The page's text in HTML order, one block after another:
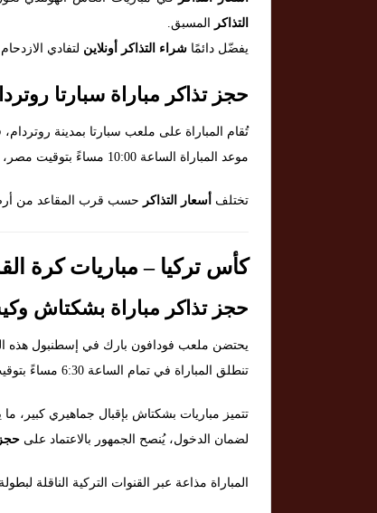
التذاكر
المسبق.
يفضّل دائمًا شراء التذاكر أونلاين لتفادي
حجز تذاكر مباراة سبارتا
تُقام المباراة على ملعب سبارتا بمدينة
موعد المباراة الساعة 10:00 مساءً بتوقيت مصر، 11:00 مساءً بتوقيت السعودية، و9:00 مساءً بتوقيت هولندا.
تختلف أسعار التذاكر حسب قرب المقاعد من
كأس تركيا – مباريات كرة القدم
حجز تذاكر مباراة بشكتاش
يحتضن ملعب فودافون بارك في إسطنبول هذه
تنطلق المباراة في تمام الساعة 6:30 مساءً بتوقيت مصر، 7:30 مساءً بتوقيت السعودية، و7:30 مساءً بتوقيت تركيا.
تتميز مباريات بشكتاش بإقبال جماهيري كبير،
لضمان الدخول، يُنصح الجمهور بالاعتماد على حجز
المباراة مذاعة عبر القنوات التركية الناقلة